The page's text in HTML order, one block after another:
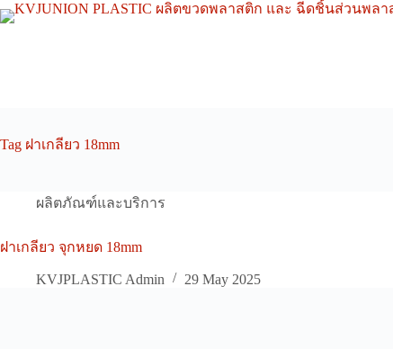
Skip
to
Tag ฝาเกลียว 18mm
ผลิตภัณฑ์และบริการ
ฝาเกลียว จุกหยด 18mm
KVJPLASTIC Admin 29 May 2025